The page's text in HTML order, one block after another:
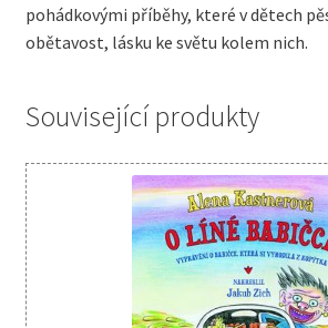
pohádkovými příběhy, které v dětech
obětavost, lásku ke světu kolem nich.
Související produkty